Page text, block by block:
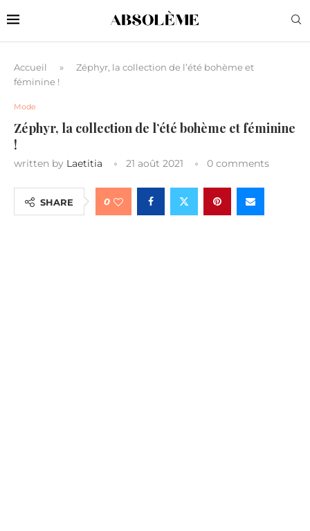
Accueil »
Zéphyr, la collection de l’été bohème et
féminine !
Mode
Zéphyr, la collection de l’été bohème et féminine
!
written by Laetitia 21 août 2021 0 comments
SHARE 0